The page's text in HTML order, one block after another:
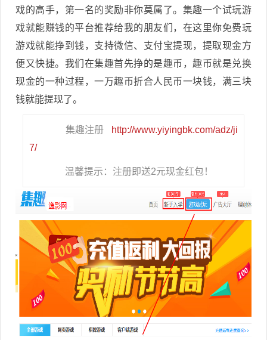
戏的高手，第一名的奖励非你莫属了。集趣一个试玩游
戏就能赚钱的平台推荐给我的朋友们，在这里你免费玩
游戏就能挣到钱，支持微信、支付宝提现，提取现金方
便又快捷。我们在集趣首先挣的是趣币，趣币就是兑换
现金的一种过程，一万趣币折合人民币一块钱，满三块
钱就能提现了。
集趣注册
http://www.yiyingbk.com/adz/ji
7/
温馨提示：注册即送2元现金红包！